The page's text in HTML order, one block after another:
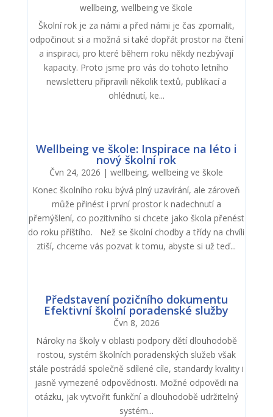
wellbeing,wellbeing ve škole
Školní rok je za námi a před námi je čas zpomalit,
odpočinout si a možná si také dopřát prostor na čtení
a inspiraci, pro které během roku někdy nezbývají
kapacity. Proto jsme pro vás do tohoto letního
newsletteru připravili několik textů, publikací a
ohlédnutí, ke...
Wellbeing ve škole: Inspirace na léto i
nový školní rok
Čvn 24, 2026 |wellbeing,wellbeing ve škole
Konec školního roku bývá plný uzavírání, ale zároveň
může přinést i první prostor k nadechnutí a
přemýšlení, co pozitivního si chcete jako škola přenést
do roku příštího. Než se školní chodby a třídy na chvíli
ztiší, chceme vás pozvat k tomu, abyste si už teď...
Představení pozičního dokumentu
Efektivní školní poradenské služby
Čvn 8, 2026
Nároky na školy v oblasti podpory dětí dlouhodobě
rostou, systém školních poradenských služeb však
stále postrádá společně sdílené cíle, standardy kvality i
jasně vymezené odpovědnosti. Možné odpovědi na
otázku, jak vytvořit funkční a dlouhodobě udržitelný
systém...